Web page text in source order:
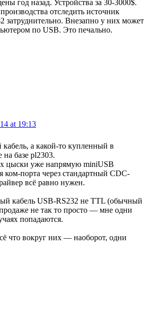
год назад. Устройства за 30-3000$.
отследить источник
затруднительно. Внезапно у них может
по USB. Это печально.
at 19:13
а какой-то купленный в
базе pl2303.
цыски уже напрямую miniUSB
ком-порта через стандартный CDC-
всё равно нужен.
кабель USB-RS232 не TTL (обычный
не так то просто — мне одни
попадаются.
что вокруг них — наоборот, одни